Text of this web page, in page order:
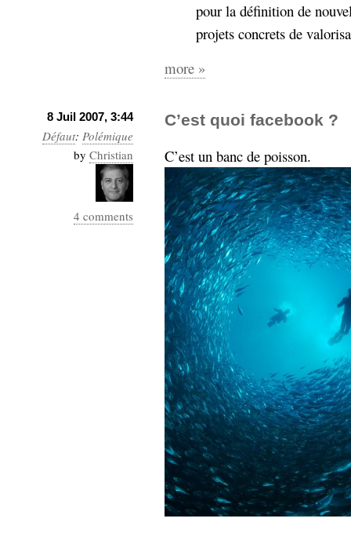
pour la définition de
projets concrets de
more »
8 Juil 2007, 3:44
Défaut: Polémique
by Christian
4 comments
C’est quoi facebook ?
C’est un banc de poisson.